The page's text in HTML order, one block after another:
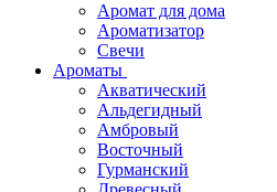
Аромат для дома
Ароматизатор
Свечи
Ароматы
Акватический
Альдегидный
Амбровый
Восточный
Гурманский